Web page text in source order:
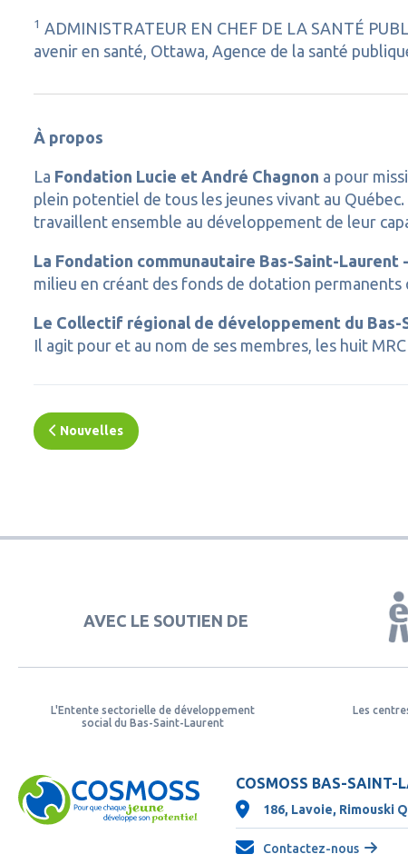
1 ADMINISTRATEUR EN CHEF DE LA SANTÉ
avenir en santé, Ottawa, Agence de la santé
À propos
La Fondation Lucie et André Chagnon a pour
plein potentiel de tous les jeunes vivant au
travaillent ensemble au développement de leur
La Fondation communautaire Bas-Saint-Laurent
milieu en créant des fonds de dotation permanents
Le Collectif régional de développement du Bas-
Il agit pour et au nom de ses membres, les huit
Nouvelles
AVEC LE SOUTIEN DE
L'Entente sectorielle de développement
social du Bas-Saint-Laurent
Les
COSMOSS BAS-SAINT-
186, Lavoie, Rimouski
Contactez-nous